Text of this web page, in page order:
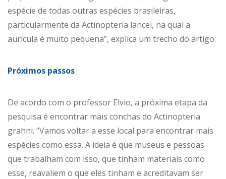
espécie de todas outras espécies brasileiras,
particularmente da Actinopteria lancei, na qual a
aurícula é muito pequena”, explica um trecho do artigo.
Próximos passos
De acordo com o professor Elvio, a próxima etapa da
pesquisa é encontrar mais conchas do Actinopteria
grahni. “Vamos voltar a esse local para encontrar mais
espécies como essa. A ideia é que museus e pessoas
que trabalham com isso, que tinham materiais como
esse, reavaliem o que eles tinham e acreditavam ser